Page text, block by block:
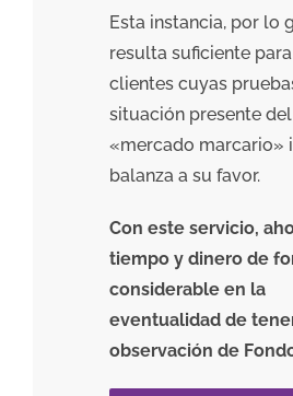
Esta instancia, por lo
resulta suficiente
clientes cuyas
situación presente del
«mercado marcario»
balanza a su favor.
Con este servicio,
tiempo y dinero de
considerable en la
eventualidad de
observación de